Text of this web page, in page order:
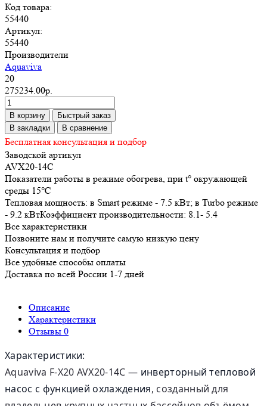
Код товара:
55440
Артикул:
55440
Производители
Aquaviva
20
275234.00р.
В корзину
Быстрый заказ
В закладки
В сравнение
Бесплатная консультация и подбор
Заводской артикул
AVX20-14C
Показатели работы в режиме обогрева, при t° окружающей
среды 15℃
Тепловая мощность: в Smart режиме - 7.5 кВт; в Turbo режиме
- 9.2 кВтКоэффициент производительности: 8.1- 5.4
Все характеристики
Позвоните нам и получите самую низкую цену
Консультация и подбор
Все удобные способы оплаты
Доставка по всей России 1-7 дней
Описание
Характеристики
Отзывы 0
Характеристики:
Aquaviva F-X20 AVX20-14C — инверторный тепловой
насос с функцией охлаждения, созданный для